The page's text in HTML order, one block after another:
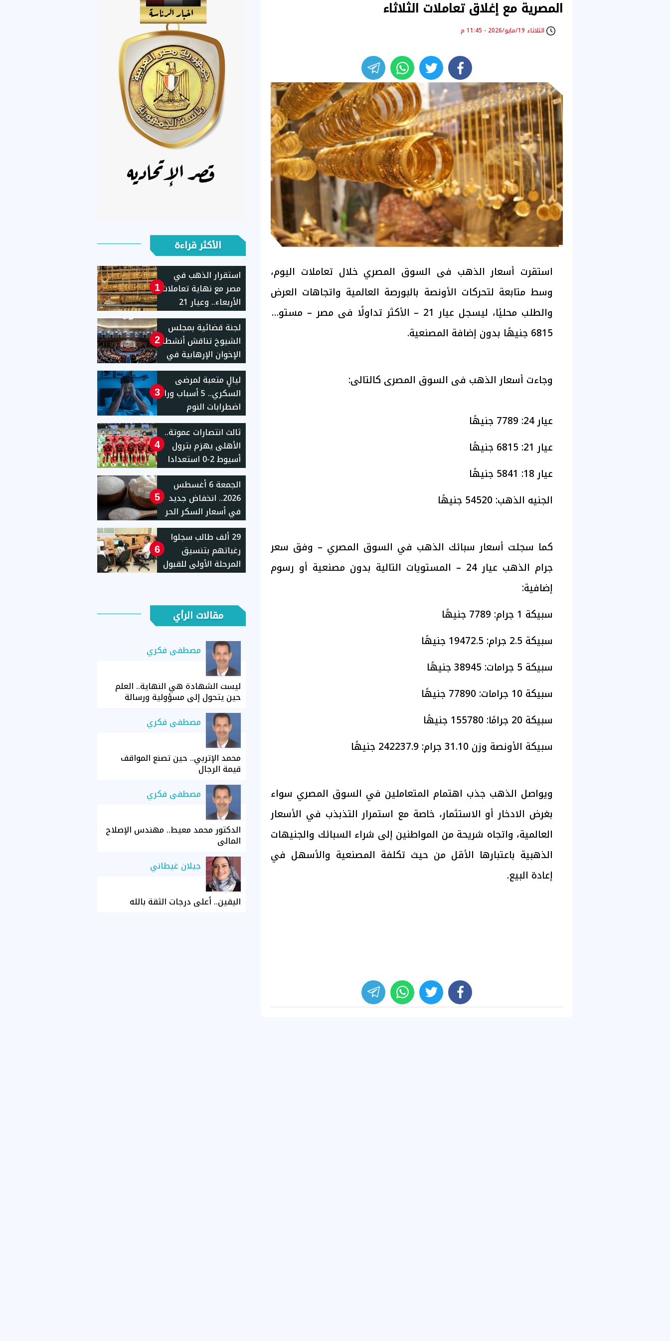
المصرية مع إغلاق تعاملات الثلاثاء
الثلاثاء 19/مايو/2026 - 11:45 م
استقرت أسعار الذهب فى السوق المصري خلال تعاملات اليوم،
وسط متابعة لتحركات الأونصة بالبورصة العالمية واتجاهات العرض
والطلب محليًا، ليسجل عيار 21 – الأكثر تداولًا فى مصر – مستوى
6815 جنيهًا بدون إضافة المصنعية.
وجاءت أسعار الذهب فى السوق المصرى كالتالى:
عيار 24: 7789 جنيهًا
عيار 21: 6815 جنيهًا
عيار 18: 5841 جنيهًا
الجنيه الذهب: 54520 جنيهًا
كما سجلت أسعار سبائك الذهب في السوق المصري – وفق سعر
جرام الذهب عيار 24 – المستويات التالية بدون مصنعية أو رسوم
إضافية:
سبيكة 1 جرام: 7789 جنيهًا
سبيكة 2.5 جرام: 19472.5 جنيهًا
سبيكة 5 جرامات: 38945 جنيهًا
سبيكة 10 جرامات: 77890 جنيهًا
سبيكة 20 جرامًا: 155780 جنيهًا
سبيكة الأونصة وزن 31.10 جرام: 242237.9 جنيهًا
ويواصل الذهب جذب اهتمام المتعاملين في السوق المصري سواء
بغرض الادخار أو الاستثمار، خاصة مع استمرار التذبذب في الأسعار
العالمية، واتجاه شريحة من المواطنين إلى شراء السبائك والجنيهات
الذهبية باعتبارها الأقل من حيث تكلفة المصنعية والأسهل في
إعادة البيع.
الأكثر قراءة
1
استقرار الذهب في
مصر مع نهاية تعاملات
الأربعاء.. وعيار 21
يسجل 5930 جنيهًا
2
لجنة قضائية بمجلس
الشيوخ تناقش أنشطة
الإخوان الإرهابية في
الولايات المتحدة
3
ليالٍ متعبة لمرضى
السكري.. 5 أسباب وراء
اضطرابات النوم
4
ثالث انتصارات عموتة..
الأهلى يهزم بترول
أسيوط 2-0 استعدادا
للموسم الجديد
5
الجمعة 6 أغسطس
2026.. انخفاض جديد
في أسعار السكر الحر
بالمنافذ الحكومية: 25
جنيهًا للكيلو ابتداءً من
الغد
6
29 ألف طالب سجلوا
رغباتهم بتنسيق
المرحلة الأولى للقبول
بالجامعات حتى الآن
مقالات الرأي
مصطفى فكري
ليست الشهادة هي النهاية.. العلم
حين يتحول إلى مسؤولية ورسالة
مصطفى فكري
محمد الإتربي.. حين تصنع المواقف
قيمة الرجال
مصطفى فكري
الدكتور محمد معيط.. مهندس الإصلاح
المالي
جيلان غيطاني
اليقين.. أعلى درجات الثقة بالله